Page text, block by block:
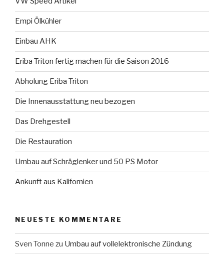
Empi Ölkühler
Einbau AHK
Eriba Triton fertig machen für die Saison 2016
Abholung Eriba Triton
Die Innenausstattung neu bezogen
Das Drehgestell
Die Restauration
Umbau auf Schräglenker und 50 PS Motor
Ankunft aus Kalifornien
NEUESTE KOMMENTARE
Sven Tonne zu Umbau auf vollelektronische Zündung